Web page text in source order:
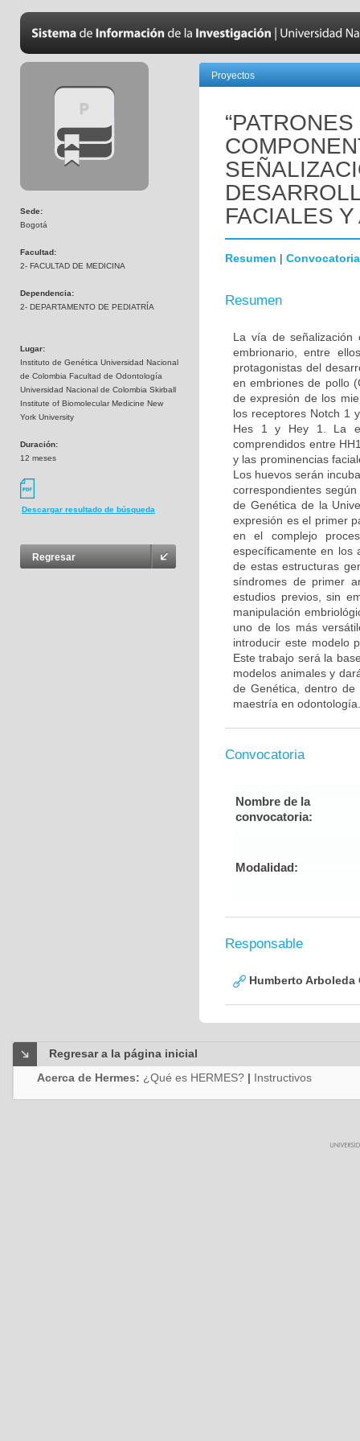
Sede:
Bogotá
Facultad:
2- FACULTAD DE MEDICINA
Dependencia:
2- DEPARTAMENTO DE PEDIATRÍA
Lugar:
Instituto de Genética Universidad Nacional
de Colombia Facultad de Odontología
Universidad Nacional de Colombia Skirball
Institute of Biomolecular Medicine New
York University
Duración:
12 meses
Descargar resultado de búsqueda
Regresar
Proyectos
FACIALES
Resumen | Convocatoria
Resumen
La vía de señalización
embrionario, entre
protagonistas del
en embriones de pollo
de expresión de los
los receptores Notch 1
Hes 1 y Hey 1. La
comprendidos entre
y las prominencias
Los huevos serán
correspondientes
de Genética de la
expresión es el primer
en el complejo
específicamente en los
de estas estructuras
síndromes de primer
estudios previos, sin
manipulación
uno de los más
introducir este modelo
Este trabajo será la
modelos animales y
de Genética, dentro
maestría en odontología.
Convocatoria
Nombre de la
convocatoria:
Modalidad:
Responsable
Humberto Arboleda
Regresar a la página inicial
Acerca de Hermes: ¿Qué es HERMES? | Instructivos